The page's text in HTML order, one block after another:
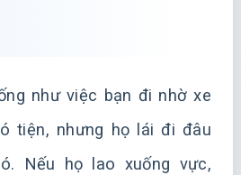
như việc bạn đi nhờ xe
tiện, nhưng họ lái đi đâu
Nếu họ lao xuống vực,